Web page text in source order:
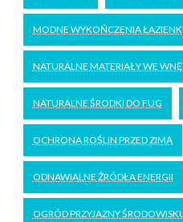
MODNE WYKOŃCZENIA ŁAZIENKI
NATURALNE MATERIAŁY WE
NATURALNE ŚRODKI DO FUG
OCHRONA ROŚLIN PRZED ZIMĄ
ODNAWIALNE ŹRÓDŁA ENERGII
OGRÓD PRZYJAZNY